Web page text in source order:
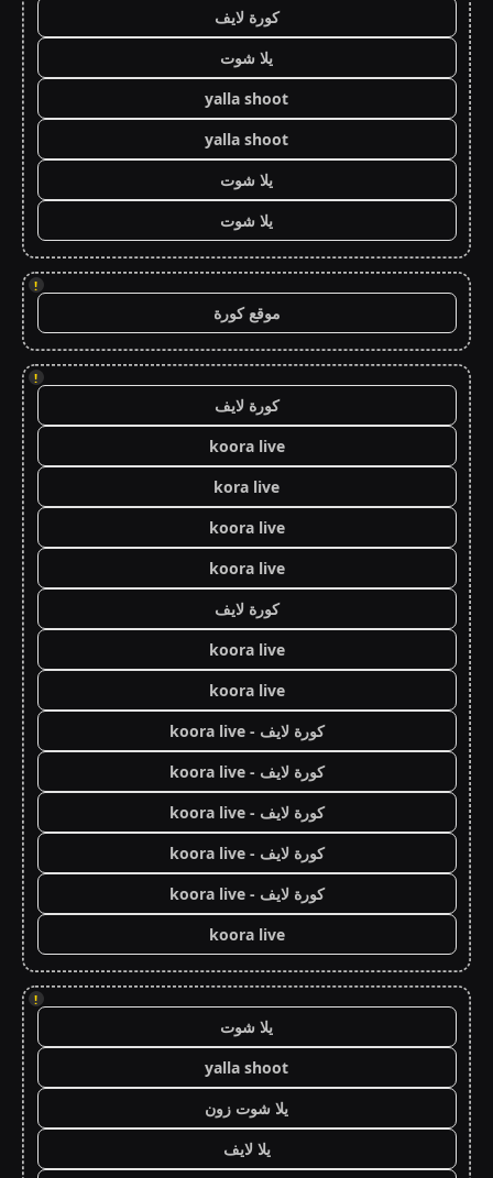
كورة لايف
يلا شوت
yalla shoot
yalla shoot
يلا شوت
يلا شوت
!
موقع كورة
!
كورة لايف
koora live
kora live
koora live
koora live
كورة لايف
koora live
koora live
كورة لايف - koora live
كورة لايف - koora live
كورة لايف - koora live
كورة لايف - koora live
كورة لايف - koora live
koora live
!
يلا شوت
yalla shoot
يلا شوت زون
يلا لايف